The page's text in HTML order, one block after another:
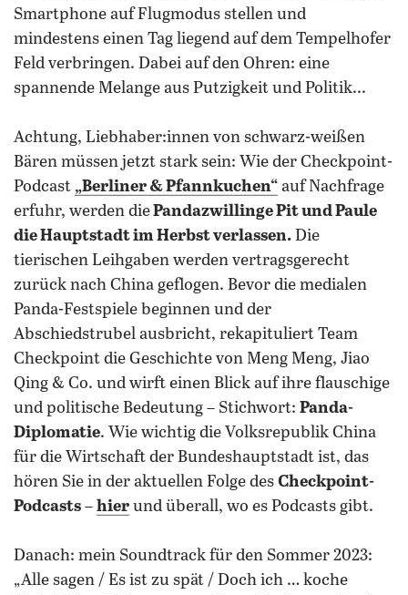
Smartphone auf Flugmodus stellen und
mindestens einen Tag liegend auf dem Tempelhofer
Feld verbringen. Dabei auf den Ohren: eine
spannende Melange aus Putzigkeit und Politik...
Achtung, Liebhaber:innen von schwarz-weißen
Bären müssen jetzt stark sein: Wie der Checkpoint-
Podcast „Berliner & Pfannkuchen“ auf Nachfrage
erfuhr, werden diePandazwillinge Pit und Paule
die Hauptstadt im Herbst verlassen. Die
tierischen Leihgaben werden vertragsgerecht
zurück nach China geflogen. Bevor die medialen
Panda-Festspiele beginnen und der
Abschiedstrubel ausbricht, rekapituliert Team
Checkpoint die Geschichte von Meng Meng, Jiao
Qing & Co. und wirft einen Blick auf ihre flauschige
und politische Bedeutung – Stichwort: Panda-
Diplomatie. Wie wichtig die Volksrepublik China
für die Wirtschaft der Bundeshauptstadt ist, das
hören Sie in der aktuellen Folge des Checkpoint-
Podcasts – hier und überall, wo es Podcasts gibt.
Danach: mein Soundtrack für den Sommer 2023:
„Alle sagen / Es ist zu spät / Doch ich … koche